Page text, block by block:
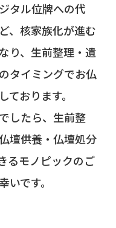
タル位牌への代
、核家族化が進む
り、生前整理・遺
タイミングでお仏
おります。
したら、生前整
壇供養・仏壇処分
るモノピックのご
です。